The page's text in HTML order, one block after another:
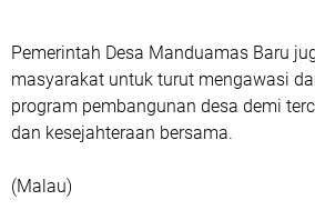
Pemerintah Desa Manduamas Baru
masyarakat untuk turut mengawasi
program pembangunan desa demi
dan kesejahteraan bersama.
(Malau)